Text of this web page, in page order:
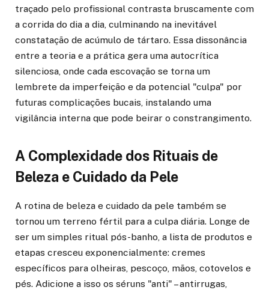
traçado pelo profissional contrasta bruscamente com
a corrida do dia a dia, culminando na inevitável
constatação de acúmulo de tártaro. Essa dissonância
entre a teoria e a prática gera uma autocrítica
silenciosa, onde cada escovação se torna um
lembrete da imperfeição e da potencial "culpa" por
futuras complicações bucais, instalando uma
vigilância interna que pode beirar o constrangimento.
A Complexidade dos Rituais de
Beleza e Cuidado da Pele
A rotina de beleza e cuidado da pele também se
tornou um terreno fértil para a culpa diária. Longe de
ser um simples ritual pós-banho, a lista de produtos e
etapas cresceu exponencialmente: cremes
específicos para olheiras, pescoço, mãos, cotovelos e
pés. Adicione a isso os séruns "anti" – antirrugas,